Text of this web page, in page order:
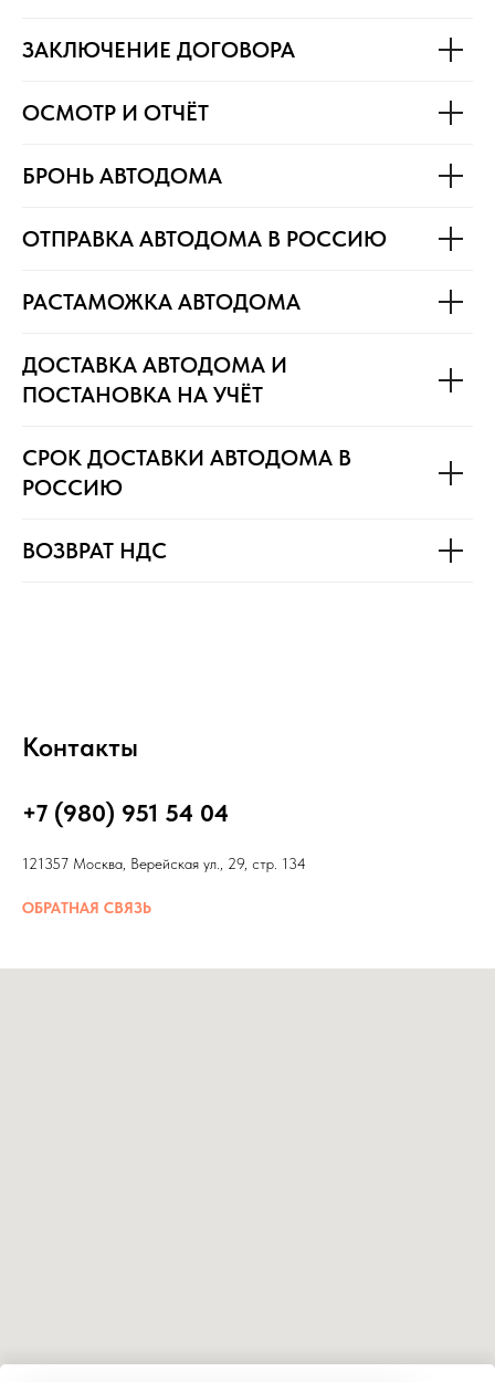
ЗАКЛЮЧЕНИЕ ДОГОВОРА
ОСМОТР И ОТЧЁТ
БРОНЬ АВТОДОМА
ОТПРАВКА АВТОДОМА В РОССИЮ
РАСТАМОЖКА АВТОДОМА
ДОСТАВКА АВТОДОМА И
ПОСТАНОВКА НА УЧЁТ
СРОК ДОСТАВКИ АВТОДОМА В
РОССИЮ
ВОЗВРАТ НДС
Контакты
+7 (980) 951 54 04
121357 Москва, Верейская ул., 29, стр. 134
ОБРАТНАЯ СВЯЗЬ